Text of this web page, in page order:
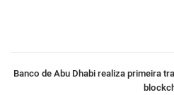
Banco de Abu Dhabi realiza primeira